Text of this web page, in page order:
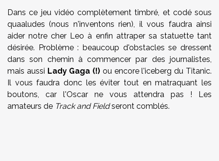
Dans ce jeu vidéo complètement timbré, et codé sous
quaaludes (nous n'inventons rien), il vous faudra ainsi
aider notre cher Leo à enfin attraper sa statuette tant
désirée. Problème : beaucoup d'obstacles se dressent
dans son chemin à commencer par des journalistes,
mais aussi Lady Gaga (!) ou encore l'iceberg du Titanic.
Il vous faudra donc les éviter tout en matraquant les
boutons, car l'Oscar ne vous attendra pas ! Les
amateurs de Track and Fieldseront comblés.